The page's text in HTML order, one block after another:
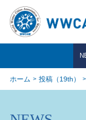
ホーム 投稿（19th）